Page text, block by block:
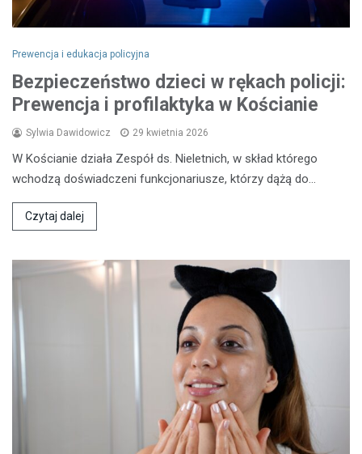
Prewencja i edukacja policyjna
Bezpieczeństwo dzieci w rękach policji:
Prewencja i profilaktyka w Kościanie
Sylwia Dawidowicz 29 kwietnia 2026
W Kościanie działa Zespół ds. Nieletnich, w skład którego
wchodzą doświadczeni funkcjonariusze, którzy dążą do…
Czytaj dalej